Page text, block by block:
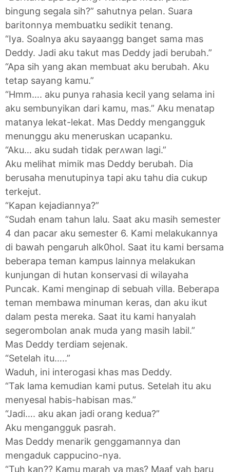
bingung segala sih?” sahutnya pelan. Suara
baritonnya membuatku sedikit tenang.
“Iya. Soalnya aku sayaangg banget sama mas
Deddy. Jadi aku takut mas Deddy jadi berubah.”
“Apa sih yang akan membuat aku berubah. Aku
tetap sayang kamu.”
“Hmm…. aku punya rahasia kecil yang selama ini
aku sembunyikan dari kamu, mas.” Aku menatap
matanya lekat-lekat. Mas Deddy mengangguk
menunggu aku meneruskan ucapanku.
“Aku… aku sudah tidak perʌwan lagi.”
Aku melihat mimik mas Deddy berubah. Dia
berusaha menutupinya tapi aku tahu dia cukup
terkejut.
“Kapan kejadiannya?”
“Sudah enam tahun lalu. Saat aku masih semester
4 dan pacar aku semester 6. Kami melakukannya
di bawah pengaruh alk0hol. Saat itu kami bersama
beberapa teman kampus lainnya melakukan
kunjungan di hutan konservasi di wilayaha
Puncak. Kami menginap di sebuah villa. Beberapa
teman membawa minuman keras, dan aku ikut
dalam pesta mereka. Saat itu kami hanyalah
segerombolan anak muda yang masih labil.”
Mas Deddy terdiam sejenak.
“Setelah itu…..”
Waduh, ini interogasi khas mas Deddy.
“Tak lama kemudian kami putus. Setelah itu aku
menyesal habis-habisan mas.”
“Jadi…. aku akan jadi orang kedua?”
Aku mengangguk pasrah.
Mas Deddy menarik genggamannya dan
mengaduk cappucino-nya.
“Tuh kan?? Kamu marah ya mas? Maaf yah baru